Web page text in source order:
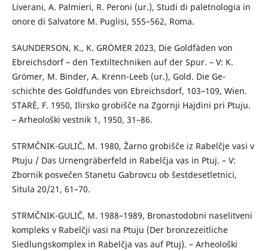
Liverani, A. Palmieri, R. Peroni (ur.), Studi di paletnologia in
onore di Salvatore M. Puglisi, 555–562, Roma.
SAUNDERSON, K., K. GRÖMER 2023, Die Goldfäden von
Ebreichsdorf – den Textiltechniken auf der Spur. – V: K.
Grömer, M. Binder, A. Krenn-Leeb (ur.), Gold. Die Ge-
schichte des Goldfundes von Ebreichsdorf, 103–109, Wien.
STARÈ, F. 1950, Ilirsko grobišče na Zgornji Hajdini pri Ptuju.
– Arheološki vestnik 1, 1950, 31–86.
STRMČNIK-GULIČ, M. 1980, Žarno grobišče iz Rabelčje vasi v
Ptuju / Das Urnengräberfeld in Rabelčja vas in Ptuj. – V:
Zbornik posvečen Stanetu Gabrovcu ob šestdesetletnici,
Situla 20/21, 61–70.
STRMČNIK-GULIČ, M. 1988–1989, Bronastodobni naselitveni
kompleks v Rabelčji vasi na Ptuju (Der bronzezeitliche
Siedlungskomplex in Rabelčja vas auf Ptuj). – Arheološki